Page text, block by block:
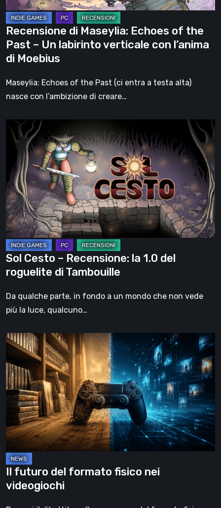
Un
labirinto
verticale
con
l’anima
di
Recensione di Maseylia: Echoes of the
Past – Un labirinto verticale con l’anima
di Moebius
Maseylia: Echoes of the Past (ci entra a testa alta)
nasce con l’ambizione di creare…
Cesto
Recensione:
la
1.0
del
roguelite
di
Tambouille
Sol Cesto – Recensione: la 1.0 del
roguelite di Tambouille
Da qualche parte, in fondo a un mondo che non vede
più la luce, qualcuno…
Il
futuro
del
formato
fisico
videogiochi
Il futuro del formato fisico nei
videogiochi